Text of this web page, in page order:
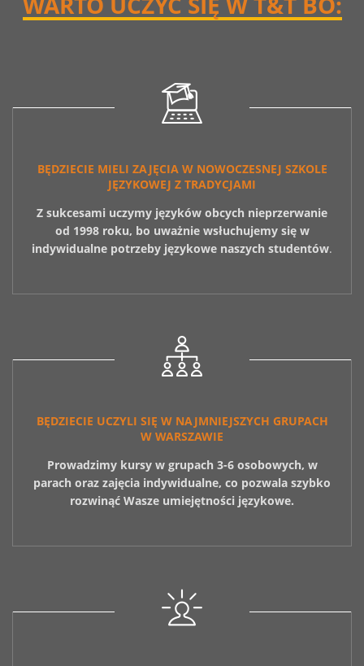
BĘDZIECIE MIELI ZAJĘCIA W NOWOCZESNEJ SZKOLE
JĘZYKOWEJ Z TRADYCJAMI
Z sukcesami uczymy języków obcych nieprzerwanie
od 1998 roku, bo uważnie wsłuchujemy się w
indywidualne potrzeby językowe naszych studentów.
BĘDZIECIE UCZYLI SIĘ W NAJMNIEJSZYCH GRUPACH
W WARSZAWIE
Prowadzimy kursy w grupach 3-6 osobowych, w
parach oraz zajęcia indywidualne, co pozwala szybko
rozwinąć Wasze umiejętności językowe.